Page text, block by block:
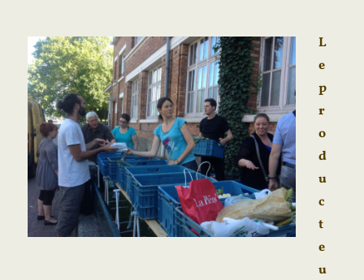
L
e
p
r
o
d
u
c
t
e
u